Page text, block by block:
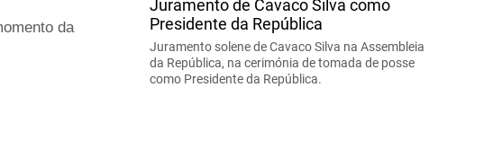
da
Juramento de Cavaco Silva como
Presidente da República
Juramento solene de Cavaco Silva na Assembleia
da República, na cerimónia de tomada de posse
como Presidente da República.